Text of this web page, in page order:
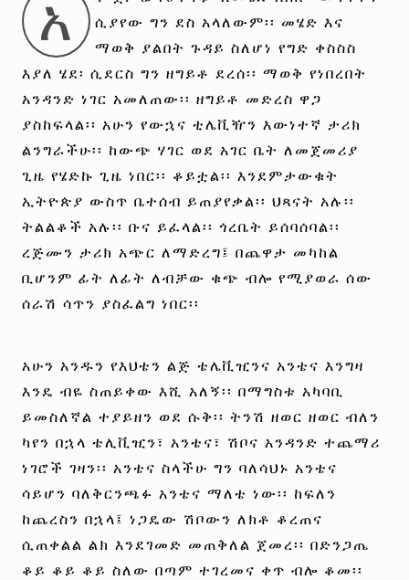
አ
ሲያየው ግን ደስ አላለውም፡፡ መሄድ እና
ማወቅ ያልበት ጉዳይ ስለሆነ የግድ ቀስስስ
እያለ ሄደ፡ ሲደርስ ግን ዘግይቶ ደረሰ፡፡ ማወቅ የነበረበት
አንዳንድ ነገር አመለጠው፡፡ ዘግይቶ መድረስ ዋጋ
ያስከፍላል፡፡ አሁን የውኋና ቲሌቪዥን እውነተኛ ታሪክ
ልንግራችሁ፡፡ ከውጭ ሃገር ወደ አገር ቤት ለመጀመሪያ
ጊዜ የሄድኩ ጊዜ ነበር፡፡ ቆይቷል፡፡ እንደምታውቁት
ኢትዮጵያ ውስጥ ቤተሰብ ይጠያየቃል፡፡ ህጻናት አሉ፡፡
ትልልቆች አሉ፡፡ ቡና ይፈላል፡፡ ጎረቤት ይሰባሰባል፡፡
ረጅሙን ታሪክ አጭር ለማድረግ፤ በጨዋታ መካከል
ቢሆንም ፊት ለፊት ለብቻው ቁጭ ብሎ የሚያወራ ሰው
ሰራሽ ሳጥን ያስፈልግ ነበር፡፡
አሁን አንዱን የእህቴን ልጅ ቴሌቪዢንና አንቴና እንግዛ
እንዴ ብዬ ስጠይቀው እሺ አለኝ፡፡ በማግስቱ አካባቢ
ይመስለኛል ተያይዘን ወደ ሱቅ፡፡ ትንሽ ዘወር ዘወር ብለን
ካየን በኋላ ቴሊቪዢን፣ አንቴና፣ ሽቦና አንዳንድ ተጨማሪ
ነገሮች ገዛን፡፡ አንቴና ስላችሁ ግን ባለሳህኑ አንቴና
ሳይሆን ባለቅርንጫፉ አንቴና ማለቴ ነው፡፡ ከፍለን
ከጨረስን በኋላ፤ ነጋዴው ሽቦውን ለክቶ ቆረጠና
ሲጠቀልል ልክ እንደገመድ መጠቅለል ጀመረ፡፡ በድንጋጤ
ቆይ ቆይ ቆይ ስለው በጣም ተገረመና ቀጥ ብሎ ቆመ፡፡